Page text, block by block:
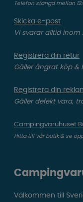
Telefon stängd mellan
Skicka e-post
Vi svarar alltid inom
Registrera din retur
Gäller ångrat köp &
Registrera din
Gäller defekt vara,
Campingvaruhuset
Hitta till vår butik & se
Välkommen till